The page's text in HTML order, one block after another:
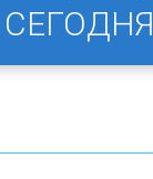
СЕГОДНЯ